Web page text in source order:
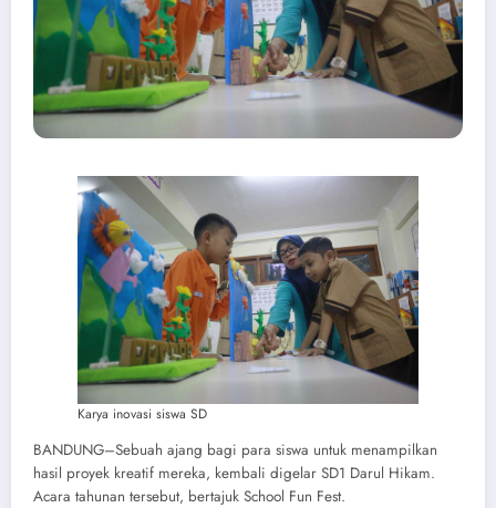
Karya inovasi siswa SD
BANDUNG–Sebuah ajang bagi para siswa untuk menampilkan
hasil proyek kreatif mereka, kembali digelar SD1 Darul Hikam.
Acara tahunan tersebut, bertajuk School Fun Fest.